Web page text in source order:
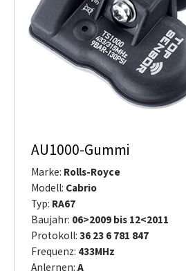
AU1000-Gummi
Marke: Rolls-Royce
Modell: Cabrio
Typ: RA67
Baujahr: 06>2009 bis 12<2011
Protokoll: 36 23 6 781 847
Frequenz: 433MHz
Anlernen: A